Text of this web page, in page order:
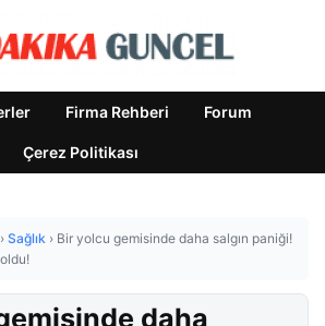
Firma Rehberi Forum
Çerez Politikası
› Sağlık › Bir yolcu gemisinde daha salgın paniği!
daha